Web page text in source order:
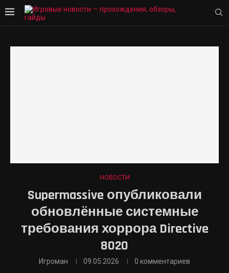
НОВОСТИ
Supermassive опубликовали
обновлённые системные
требования хоррора Directive
8020
Игроман 09.05.2026 0 комментариев